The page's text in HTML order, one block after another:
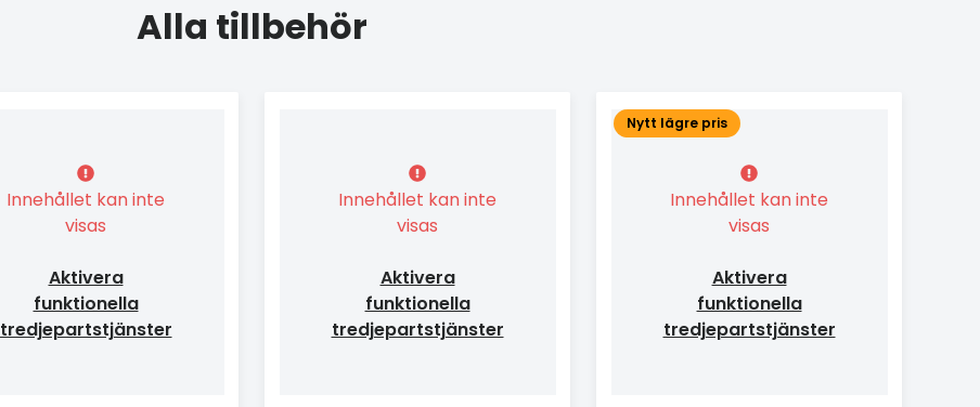
Alla tillbehör
Innehållet kan inte
visas
Aktivera
funktionella
tredjepartstjänster
Innehållet kan inte
visas
Aktivera
funktionella
tredjepartstjänster
Nytt lägre pris
Innehållet kan inte
visas
Aktivera
funktionella
tredjepartstjänster